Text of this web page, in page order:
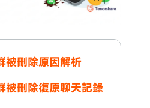
被刪除原因解析
被刪除復原聊天記錄